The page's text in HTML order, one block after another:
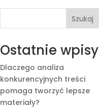
Szukaj
Ostatnie wpisy
Dlaczego analiza
konkurencyjnych treści
pomaga tworzyć lepsze
materiały?